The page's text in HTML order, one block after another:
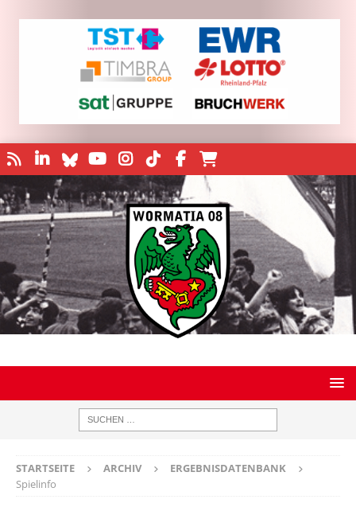
STARTSEITE ARCHIV
ERGEBNISDATENBANK
Spielinfo